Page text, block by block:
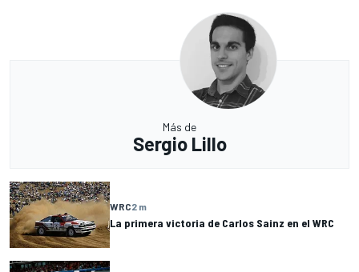
Más de
Sergio Lillo
WRC2 m
La primera victoria de Carlos Sainz en el WRC